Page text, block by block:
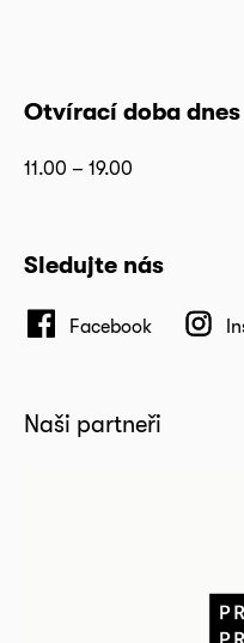
Otvírací doba dnes
11.00 – 19.00
Sledujte nás
Facebook
Naši partneři